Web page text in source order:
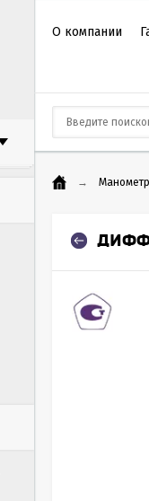
О компании
→